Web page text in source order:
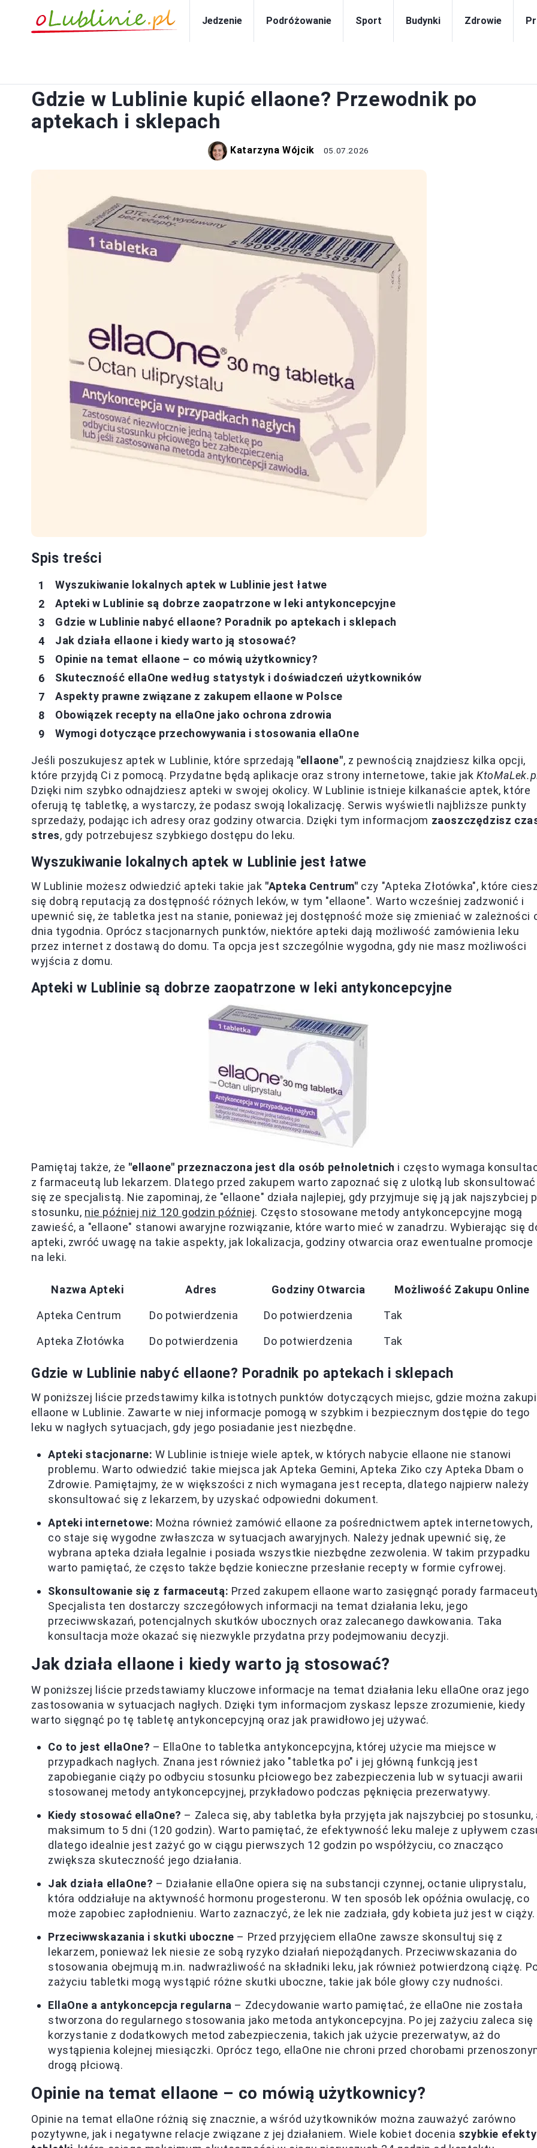
Jedzenie Podróżowanie Sport Budynki Zdrowie
Gdzie w Lublinie kupić ellaone? Przewodnik po
aptekach i sklepach
Katarzyna Wójcik 05.07.2026
Spis treści
Wyszukiwanie lokalnych aptek w Lublinie jest łatwe
Apteki w Lublinie są dobrze zaopatrzone w leki antykoncepcyjne
Gdzie w Lublinie nabyć ellaone? Poradnik po aptekach i sklepach
Jak działa ellaone i kiedy warto ją stosować?
Opinie na temat ellaone – co mówią użytkownicy?
Skuteczność ellaOne według statystyk i doświadczeń użytkowników
Aspekty prawne związane z zakupem ellaone w Polsce
Obowiązek recepty na ellaOne jako ochrona zdrowia
Wymogi dotyczące przechowywania i stosowania ellaOne
Jeśli poszukujesz aptek w Lublinie, które sprzedają "ellaone", z pewnością znajdziesz kilka opcji,
które przyjdą Ci z pomocą. Przydatne będą aplikacje oraz strony internetowe, takie jak
Dzięki nim szybko odnajdziesz apteki w swojej okolicy. W Lublinie istnieje kilkanaście aptek, które
oferują tę tabletkę, a wystarczy, że podasz swoją lokalizację. Serwis wyświetli najbliższe punkty
sprzedaży, podając ich adresy oraz godziny otwarcia. Dzięki tym informacjom zaoszczędzisz
stres, gdy potrzebujesz szybkiego dostępu do leku.
Wyszukiwanie lokalnych aptek w Lublinie jest łatwe
W Lublinie możesz odwiedzić apteki takie jak "Apteka Centrum" czy "Apteka Złotówka", które
się dobrą reputacją za dostępność różnych leków, w tym "ellaone". Warto wcześniej zadzwonić i
upewnić się, że tabletka jest na stanie, ponieważ jej dostępność może się zmieniać w zależności
dnia tygodnia. Oprócz stacjonarnych punktów, niektóre apteki dają możliwość zamówienia leku
przez internet z dostawą do domu. Ta opcja jest szczególnie wygodna, gdy nie masz możliwości
wyjścia z domu.
Apteki w Lublinie są dobrze zaopatrzone w leki antykoncepcyjne
Pamiętaj także, że "ellaone" przeznaczona jest dla osób pełnoletnich i często wymaga
z farmaceutą lub lekarzem. Dlatego przed zakupem warto zapoznać się z ulotką lub skonsultować
się ze specjalistą. Nie zapominaj, że "ellaone" działa najlepiej, gdy przyjmuje się ją jak najszybciej
stosunku, nie później niż 120 godzin później. Często stosowane metody antykoncepcyjne mogą
zawieść, a "ellaone" stanowi awaryjne rozwiązanie, które warto mieć w zanadrzu. Wybierając się
apteki, zwróć uwagę na takie aspekty, jak lokalizacja, godziny otwarcia oraz ewentualne promocje
na leki.
Nazwa Apteki Adres Godziny Otwarcia Możliwość Zakupu Online
Apteka Centrum Do potwierdzenia Do potwierdzenia Tak
Apteka Złotówka Do potwierdzenia Do potwierdzenia Tak
Gdzie w Lublinie nabyć ellaone? Poradnik po aptekach i sklepach
W poniższej liście przedstawimy kilka istotnych punktów dotyczących miejsc, gdzie można
ellaone w Lublinie. Zawarte w niej informacje pomogą w szybkim i bezpiecznym dostępie do tego
leku w nagłych sytuacjach, gdy jego posiadanie jest niezbędne.
Apteki stacjonarne: W Lublinie istnieje wiele aptek, w których nabycie ellaone nie stanowi
problemu. Warto odwiedzić takie miejsca jak Apteka Gemini, Apteka Ziko czy Apteka Dbam o
Zdrowie. Pamiętajmy, że w większości z nich wymagana jest recepta, dlatego najpierw należy
skonsultować się z lekarzem, by uzyskać odpowiedni dokument.
Apteki internetowe: Można również zamówić ellaone za pośrednictwem aptek internetowych,
co staje się wygodne zwłaszcza w sytuacjach awaryjnych. Należy jednak upewnić się, że
wybrana apteka działa legalnie i posiada wszystkie niezbędne zezwolenia. W takim przypadku
warto pamiętać, że często także będzie konieczne przesłanie recepty w formie cyfrowej.
Skonsultowanie się z farmaceutą: Przed zakupem ellaone warto zasięgnąć porady
Specjalista ten dostarczy szczegółowych informacji na temat działania leku, jego
przeciwwskazań, potencjalnych skutków ubocznych oraz zalecanego dawkowania. Taka
konsultacja może okazać się niezwykle przydatna przy podejmowaniu decyzji.
Jak działa ellaone i kiedy warto ją stosować?
W poniższej liście przedstawiamy kluczowe informacje na temat działania leku ellaOne oraz jego
zastosowania w sytuacjach nagłych. Dzięki tym informacjom zyskasz lepsze zrozumienie, kiedy
warto sięgnąć po tę tabletę antykoncepcyjną oraz jak prawidłowo jej używać.
Co to jest ellaOne? – EllaOne to tabletka antykoncepcyjna, której użycie ma miejsce w
przypadkach nagłych. Znana jest również jako "tabletka po" i jej główną funkcją jest
zapobieganie ciąży po odbyciu stosunku płciowego bez zabezpieczenia lub w sytuacji awarii
stosowanej metody antykoncepcyjnej, przykładowo podczas pęknięcia prezerwatywy.
Kiedy stosować ellaOne? – Zaleca się, aby tabletka była przyjęta jak najszybciej po stosunku,
maksimum to 5 dni (120 godzin). Warto pamiętać, że efektywność leku maleje z upływem
dlatego idealnie jest zażyć go w ciągu pierwszych 12 godzin po współżyciu, co znacząco
zwiększa skuteczność jego działania.
Jak działa ellaOne? – Działanie ellaOne opiera się na substancji czynnej, octanie uliprystalu,
która oddziałuje na aktywność hormonu progesteronu. W ten sposób lek opóźnia owulację, co
może zapobiec zapłodnieniu. Warto zaznaczyć, że lek nie zadziała, gdy kobieta już jest w ciąży.
Przeciwwskazania i skutki uboczne – Przed przyjęciem ellaOne zawsze skonsultuj się z
lekarzem, ponieważ lek niesie ze sobą ryzyko działań niepożądanych. Przeciwwskazania do
stosowania obejmują m.in. nadwrażliwość na składniki leku, jak również potwierdzoną ciążę.
zażyciu tabletki mogą wystąpić różne skutki uboczne, takie jak bóle głowy czy nudności.
EllaOne a antykoncepcja regularna – Zdecydowanie warto pamiętać, że ellaOne nie została
stworzona do regularnego stosowania jako metoda antykoncepcyjna. Po jej zażyciu zaleca się
korzystanie z dodatkowych metod zabezpieczenia, takich jak użycie prezerwatyw, aż do
wystąpienia kolejnej miesiączki. Oprócz tego, ellaOne nie chroni przed chorobami
drogą płciową.
Opinie na temat ellaone – co mówią użytkownicy?
Opinie na temat ellaOne różnią się znacznie, a wśród użytkowników można zauważyć zarówno
pozytywne, jak i negatywne relacje związane z jej działaniem. Wiele kobiet docenia szybkie efekty